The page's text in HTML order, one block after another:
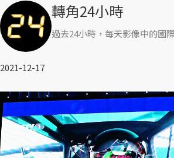
轉角24小時
過去24小時，每天影像中的國
2021-12-17